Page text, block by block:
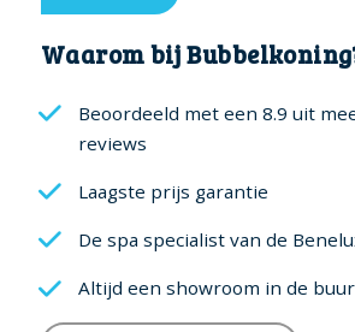
Waarom bij
Beoordeeld met een 8.9 uit
reviews
Laagste prijs garantie
De spa specialist van de
Altijd een showroom in de